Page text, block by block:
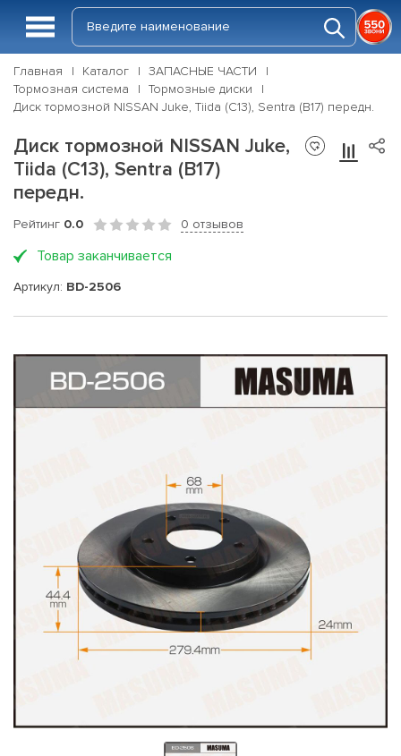
Главная Каталог
ЗАПАСНЫЕ ЧАСТИ
Тормозная система
Тормозные диски
Диск тормозной NISSAN Juke, Tiida (C13), Sentra (B17) передн.
Диск тормозной NISSAN Juke,
Tiida (C13), Sentra (B17)
передн.
Рейтинг 0.0 0 отзывов
Товар заканчивается
Артикул: BD-2506